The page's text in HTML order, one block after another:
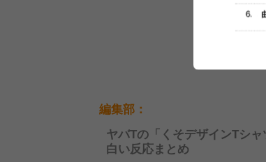
編集部：
ヤバTの「くそデザインTシ
白い反応まとめ